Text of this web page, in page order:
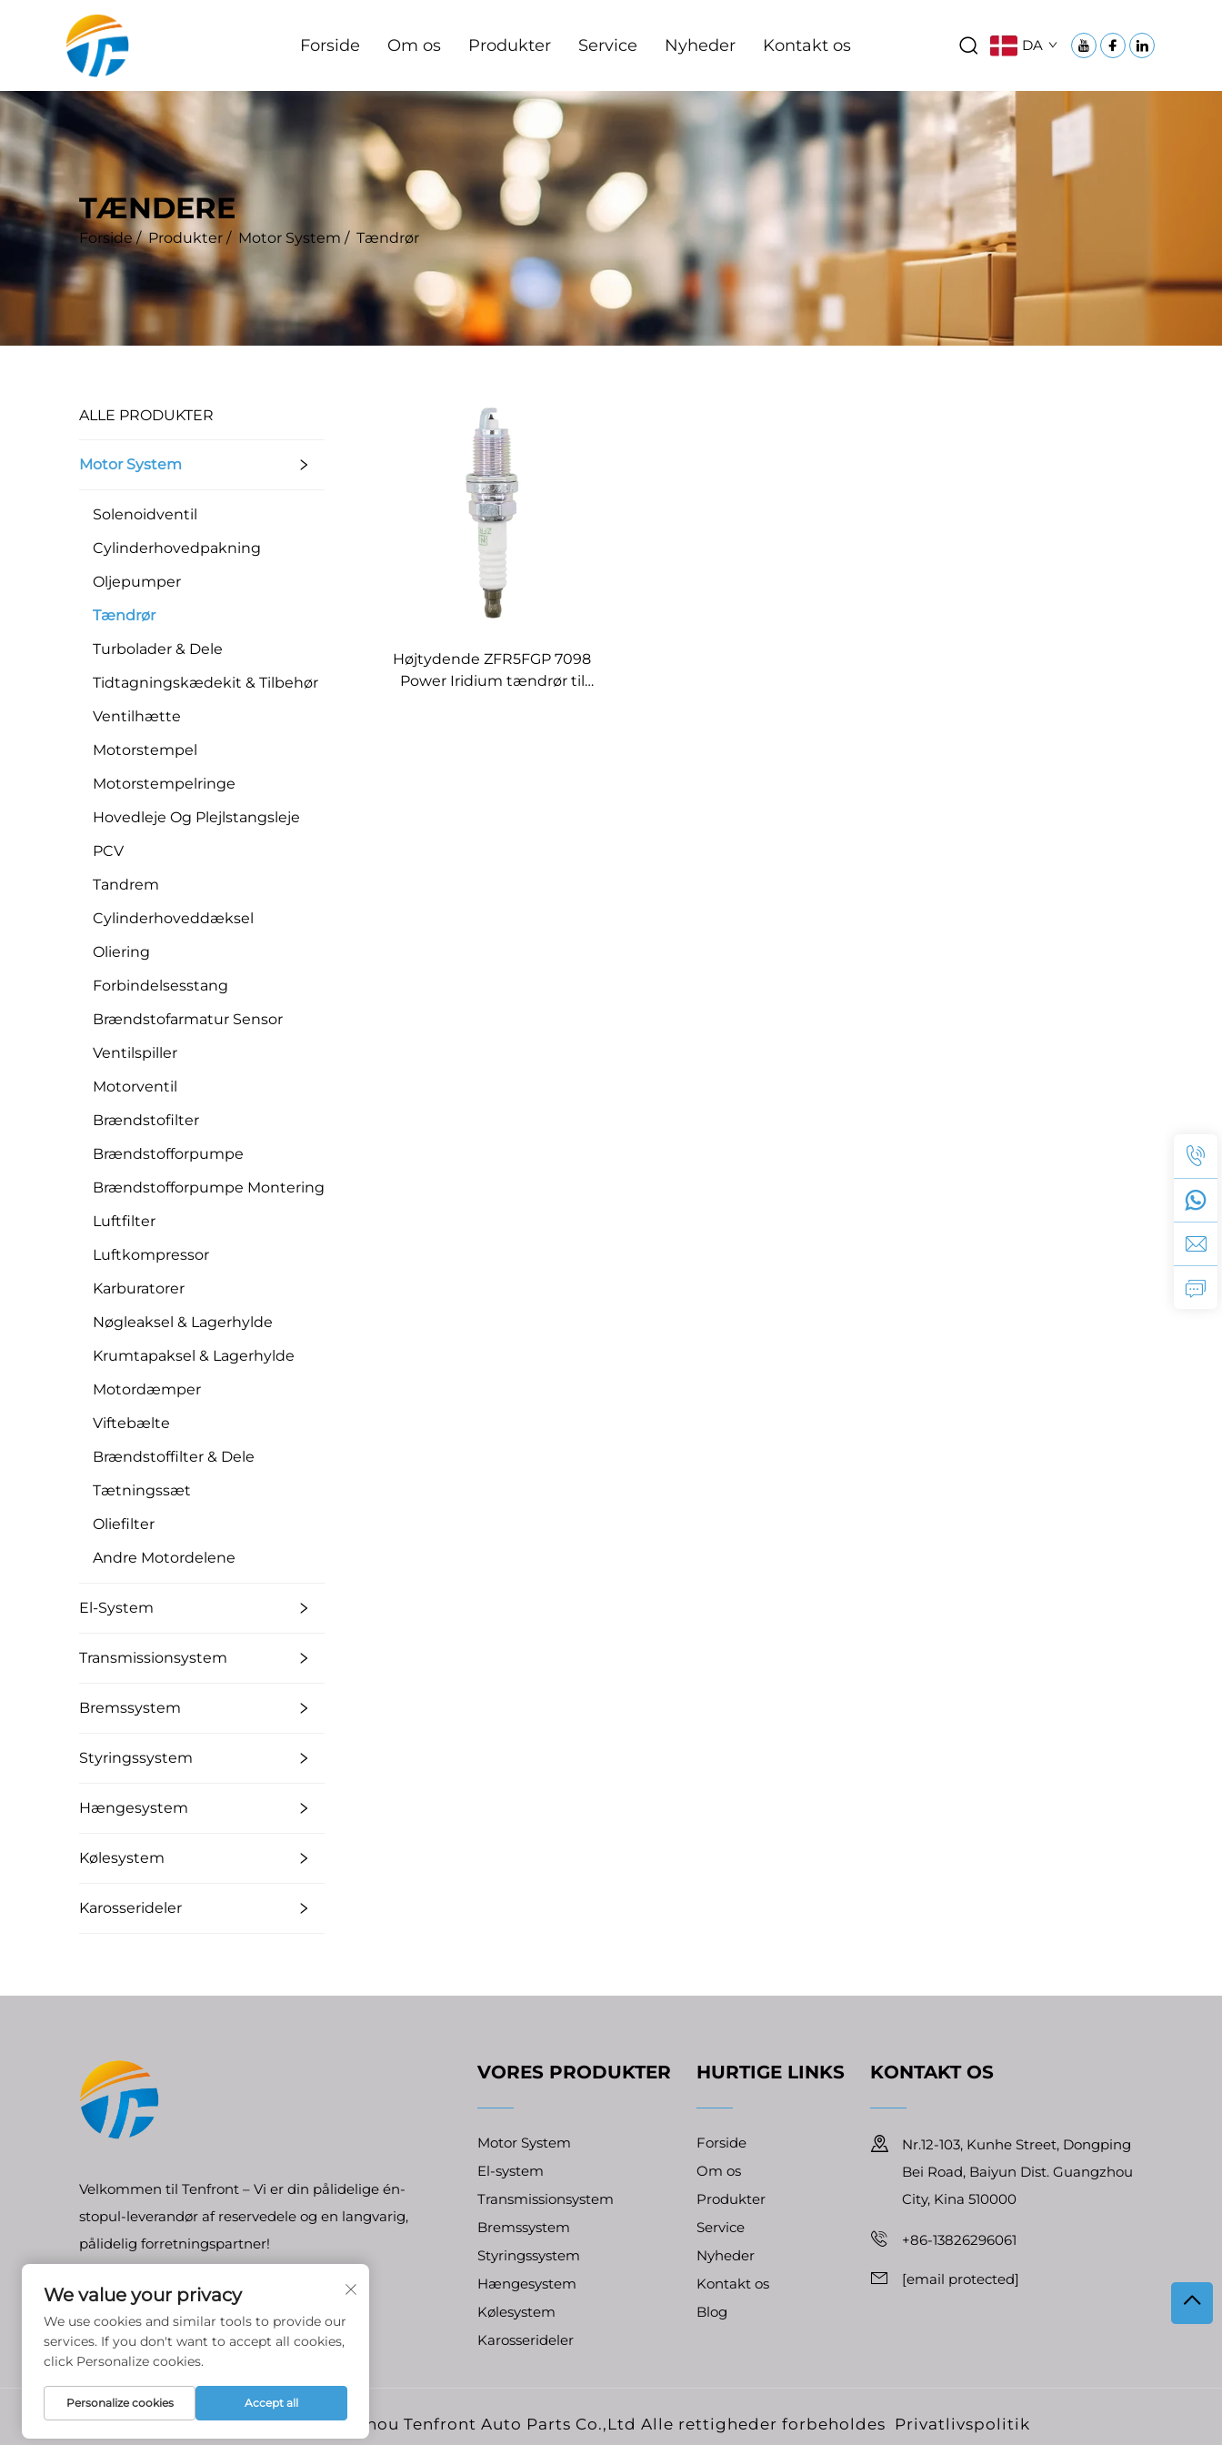
Forside Om os Produkter Service Nyheder Kontakt os DA
TÆNDERE
Forside/Produkter / Motor System / Tændrør
ALLE PRODUKTER
Motor System
Solenoidventil
Cylinderhovedpakning
Oljepumper
Tændrør
Turbolader & Dele
Tidtagningskædekit & Tilbehør
Ventilhætte
Motorstempel
Motorstempelringe
Hovedleje Og Plejlstangsleje
PCV
Tandrem
Cylinderhoveddæksel
Oliering
Forbindelsesstang
Brændstofarmatur Sensor
Ventilspiller
Motorventil
Brændstofilter
Brændstofforpumpe
Brændstofforpumpe Montering
Luftfilter
Luftkompressor
Karburatorer
Nøgleaksel & Lagerhylde
Krumtapaksel & Lagerhylde
Motordæmper
Viftebælte
Brændstoffilter & Dele
Tætningssæt
Oliefilter
Andre Motordelene
El-System
Transmissionsystem
Bremssystem
Styringssystem
Hængesystem
Kølesystem
Karosserideler
Højtydende ZFR5FGP 7098
Power Iridium tændrør til
Velkommen til Tenfront – Vi er din pålidelige én-
stopul-leverandør af reservedele og en langvarig,
pålidelig forretningspartner!
VORES PRODUKTER
Motor System
El-system
Transmissionsystem
Bremssystem
Styringssystem
Hængesystem
Kølesystem
Karosserideler
HURTIGE LINKS
Forside
Om os
Produkter
Service
Nyheder
Kontakt os
Blog
KONTAKT OS
Nr.12-103, Kunhe Street, Dongping
Bei Road, Baiyun Dist. Guangzhou
City, Kina 510000
+86-13826296061
[email protected]
Copyright © Guangzhou Tenfront Auto Parts Co.,Ltd Alle rettigheder forbeholdes Privatlivspolitik
We value your privacy
We use cookies and similar tools to provide our
services. If you don't want to accept all cookies,
click Personalize cookies.
Personalize cookies Accept all